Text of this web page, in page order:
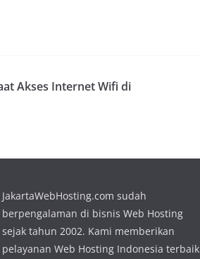
Akses Internet Wifi di
JakartaWebHosting.com sudah
berpengalaman di bisnis Web Hosting
sejak tahun 2002. Kami memberikan
pelayanan Web Hosting Indonesia terbaik